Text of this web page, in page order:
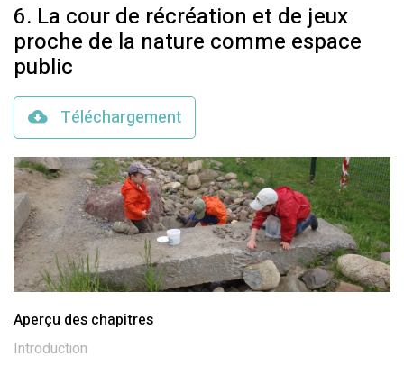
6. La cour de récréation et de jeux
proche de la nature comme espace
public
Téléchargement
Aperçu des chapitres
Introduction